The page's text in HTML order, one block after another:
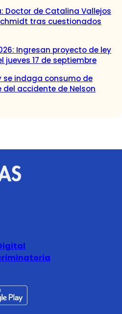
Doctor de Catalina Vallejos
tras cuestionados
Ingresan proyecto de ley
17 de septiembre
se indaga consumo de
del accidente de Nelson